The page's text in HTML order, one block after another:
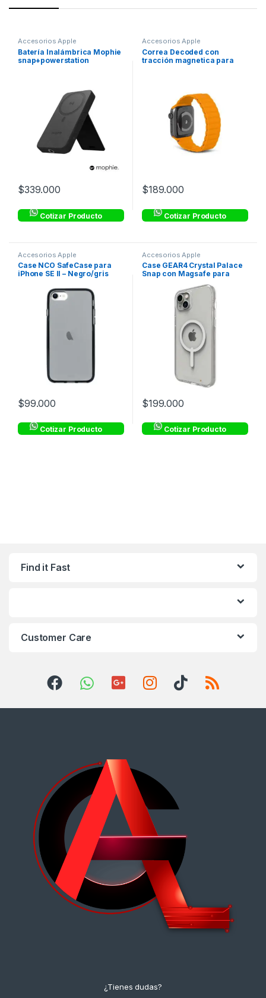
Accesorios Apple
Batería Inalámbrica Mophie
snap+powerstation
$339.000
Cotizar Producto
Accesorios Apple
Correa Decoded con
tracción magnetica para
$189.000
Cotizar Producto
Accesorios Apple
Case NCO SafeCase para
iPhone SE II – Negro/gris
$99.000
Cotizar Producto
Accesorios Apple
Case GEAR4 Crystal Palace
Snap con Magsafe para
Transparente
$199.000
Cotizar Producto
Find it Fast
Customer Care
¿Tienes dudas?